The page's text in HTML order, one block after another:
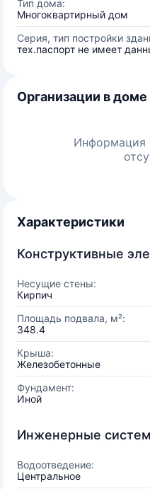
Тип дома:
Многоквартирный дом
Серия, тип постройки
тех.паспорт не имеет
Организации в доме
Информация
Характеристики
Конструктивные
Несущие стены:
Кирпич
Площадь подвала, м²:
348.4
Крыша:
Железобетонные
Фундамент:
Иной
Инженерные
Водоотведение:
Центральное